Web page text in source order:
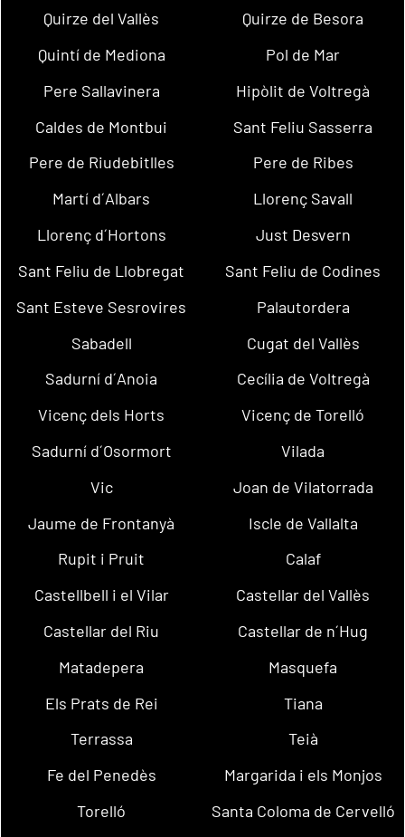
Quirze del Vallès
Quirze de Besora
Quintí de Mediona
Pol de Mar
Pere Sallavinera
Hipòlit de Voltregà
Caldes de Montbui
Sant Feliu Sasserra
Pere de Riudebitlles
Pere de Ribes
Martí d´Albars
Llorenç Savall
Llorenç d´Hortons
Just Desvern
Sant Feliu de Llobregat
Sant Feliu de Codines
Sant Esteve Sesrovires
Palautordera
Sabadell
Cugat del Vallès
Sadurní d´Anoia
Cecília de Voltregà
Vicenç dels Horts
Vicenç de Torelló
Sadurní d´Osormort
Vilada
Vic
Joan de Vilatorrada
Jaume de Frontanyà
Iscle de Vallalta
Rupit i Pruit
Calaf
Castellbell i el Vilar
Castellar del Vallès
Castellar del Riu
Castellar de n´Hug
Matadepera
Masquefa
Els Prats de Rei
Tiana
Terrassa
Teià
Fe del Penedès
Margarida i els Monjos
Torelló
Santa Coloma de Cervelló